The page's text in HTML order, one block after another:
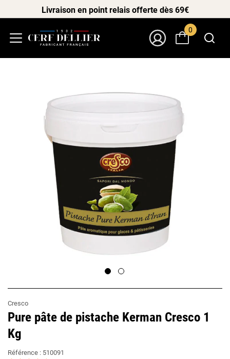
Livraison en point relais offerte dès 69€
0
Cresco
Pure pâte de pistache Kerman Cresco 1
Kg
Référence : 510091